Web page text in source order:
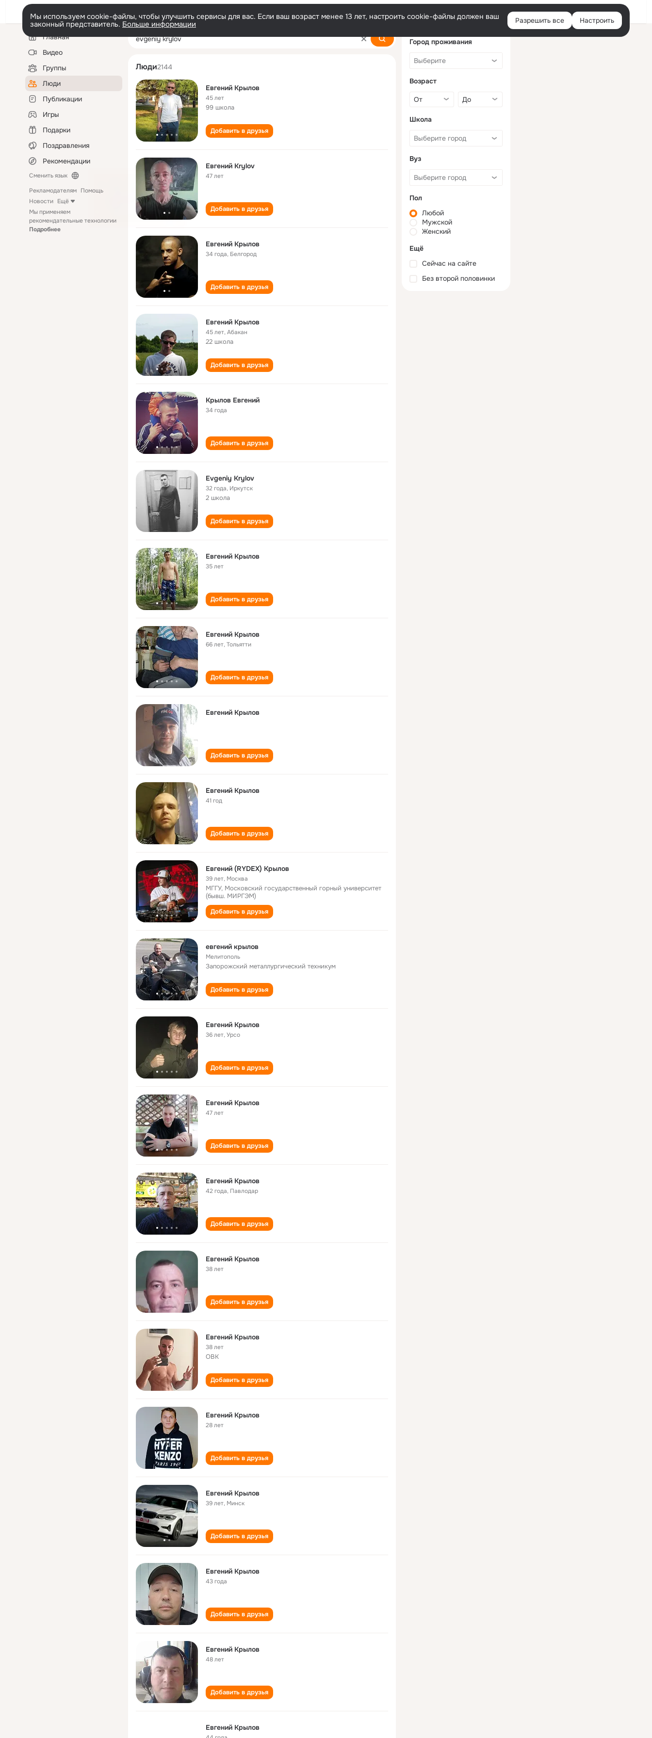
Войти
Мы используем cookie-файлы, чтобы улучшить сервисы для вас. Если ваш возраст менее 13 лет, настроить cookie-файлы должен ваш
законный представитель. Больше информации Разрешить все Настроить
Левая
колонкаГлавная
Видео
Группы
Люди
Публикации
Игры
Подарки
Поздравления
Рекомендации
Сменить язык
Рекламодателям Помощь
Новости Ещё
Мы применяем
рекомендательные технологии
Подробнее
evgeniy krylov
Люди2144
Евгений Крылов
45 лет
99 школа
Добавить в друзья
Евгений Krylov
47 лет
Добавить в друзья
Евгений Крылов
34 года, Белгород
Добавить в друзья
Евгений Крылов
45 лет,Абакан
22 школа
Добавить в друзья
Крылов Евгений
34 года
Добавить в друзья
Evgeniy Krylov
32 года, Иркутск
2 школа
Добавить в друзья
Евгений Крылов
35 лет
Добавить в друзья
Евгений Крылов
66 лет,Тольятти
Добавить в друзья
Евгений Крылов
Добавить в друзья
Евгений Крылов
41 год
Добавить в друзья
Евгений (RYDEX) Крылов
39 лет, Москва
МГГУ, Московский государственный горный университет
(бывш. МИРГЭМ)
Добавить в друзья
евгений крылов
Мелитополь
Запорожский металлургический техникум
Добавить в друзья
Евгений Крылов
36 лет,Урсо
Добавить в друзья
Евгений Крылов
47 лет
Добавить в друзья
Евгений Крылов
42 года, Павлодар
Добавить в друзья
Евгений Крылов
38 лет
Добавить в друзья
Евгений Крылов
38 лет
ОВК
Добавить в друзья
Евгений Крылов
28 лет
Добавить в друзья
Евгений Крылов
39 лет, Минск
Добавить в друзья
Евгений Крылов
43 года
Добавить в друзья
Евгений Крылов
48 лет
Добавить в друзья
Евгений Крылов
Город проживания
Возраст
Школа
Вуз
Пол
Любой
Мужской
Женский
Ещё
Сейчас на сайте
Без второй половинки